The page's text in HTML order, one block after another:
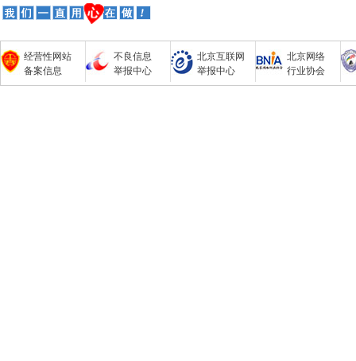
经营性网站
备案信息
不良信息
举报中心
北京互联网
举报中心
北京网络
行业协会